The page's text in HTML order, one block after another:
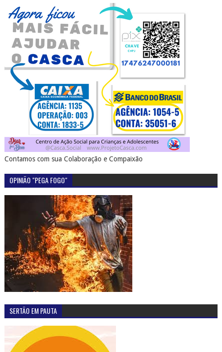
Contamos com sua Colaboração e Compaixão
OPINIÃO "PEGA FOGO"
SERTÃO EM PAUTA